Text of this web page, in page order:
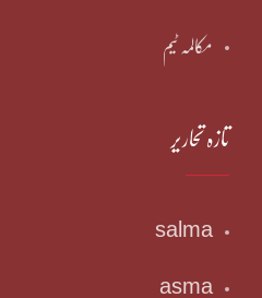
مکالمہ ٹیم
تازہ تحاریر
salma
asma